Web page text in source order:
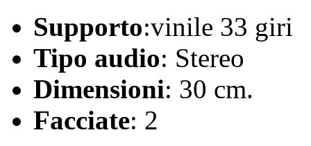
Supporto:vinile 33 giri
Tipo audio: Stereo
Dimensioni: 30 cm.
Facciate: 2